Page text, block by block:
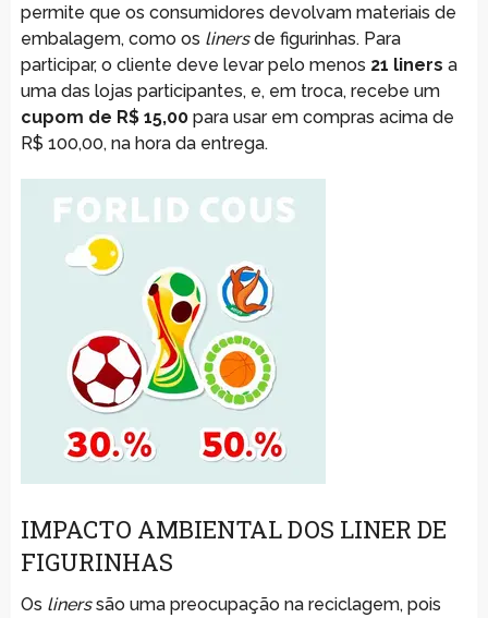
permite que os consumidores devolvam materiais de
embalagem, como os linersde figurinhas. Para
participar, o cliente deve levar pelo menos 21 liners a
uma das lojas participantes, e, em troca, recebe um
cupom de R$ 15,00para usar em compras acima de
R$ 100,00, na hora da entrega.
IMPACTO AMBIENTAL DOS LINER DE
FIGURINHAS
Os linerssão uma preocupação na reciclagem, pois